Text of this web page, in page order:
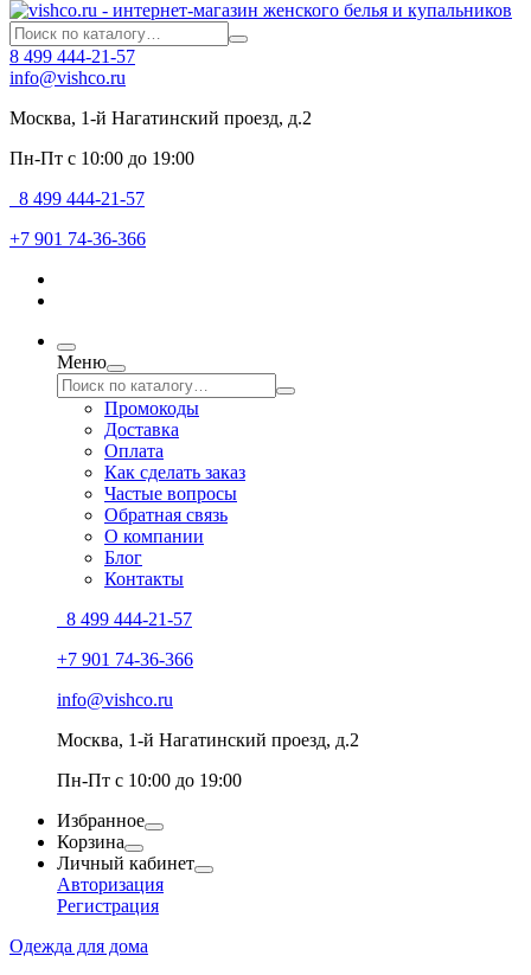
8 499 444-21-57
info@vishco.ru
Москва, 1-й Нагатинский проезд, д.2
Пн-Пт с 10:00 до 19:00
8 499 444-21-57
+7 901 74-36-366
Меню
Промокоды
Доставка
Оплата
Как сделать заказ
Частые вопросы
Обратная связь
О компании
Блог
Контакты
8 499 444-21-57
+7 901 74-36-366
info@vishco.ru
Москва, 1-й Нагатинский проезд, д.2
Пн-Пт с 10:00 до 19:00
Избранное
Корзина
Личный кабинет
Авторизация
Регистрация
Одежда для дома